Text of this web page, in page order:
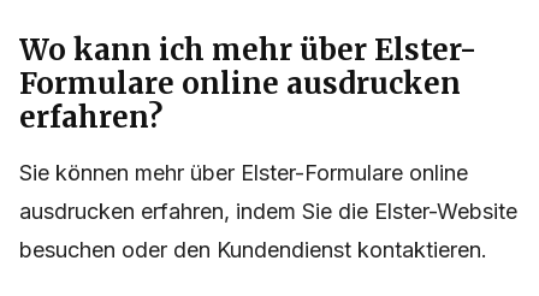
Wo kann ich mehr über Elster-
Formulare online ausdrucken
erfahren?
Sie können mehr über Elster-Formulare online
ausdrucken erfahren, indem Sie die Elster-Website
besuchen oder den Kundendienst kontaktieren.